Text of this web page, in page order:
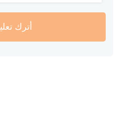
أترك